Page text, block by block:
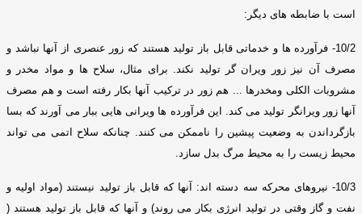
است با ضابطه های دیگر :
10/2-
فرآورده ها و خدماتی قابل باز تولید هستند که زور عنصری از آنها نباشد و
مصرف آن نیز زور ویران گر تولید نکند
برای مثال، سلاح ها و مواد مخدر و
مشروبات الکلی ومخدرها
هم زور در ترکیب آنها بکار رفته است و هم مصرف
آنها زور ویرانگر تولید می کند
این فرآورده ها ویرانی هایی ببار می آورند که بسا
بازگرداندن به وضعیت پیشین را ناممکن می کنند
چنانکه سلاح اتمی می تواند
محیط زیست را به محیط مرگ بدل سازد
10/3- نیروهای محرکه سه دسته اند : آنها که قابل باز تولید نیستند (مواد اولیه و
نفت و گاز وقتی در تولید انرژی بکار می روند) و آنها که قابل باز تولید هستند (